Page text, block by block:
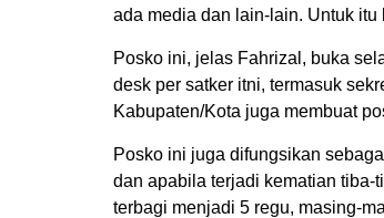
ada media dan lain-lain. Untuk
Posko ini, jelas Fahrizal, buka
desk per satker itni, termasuk
Kabupaten/Kota juga membuat
Posko ini juga difungsikan
dan apabila terjadi kematian tiba-
terbagi menjadi 5 regu, masing-